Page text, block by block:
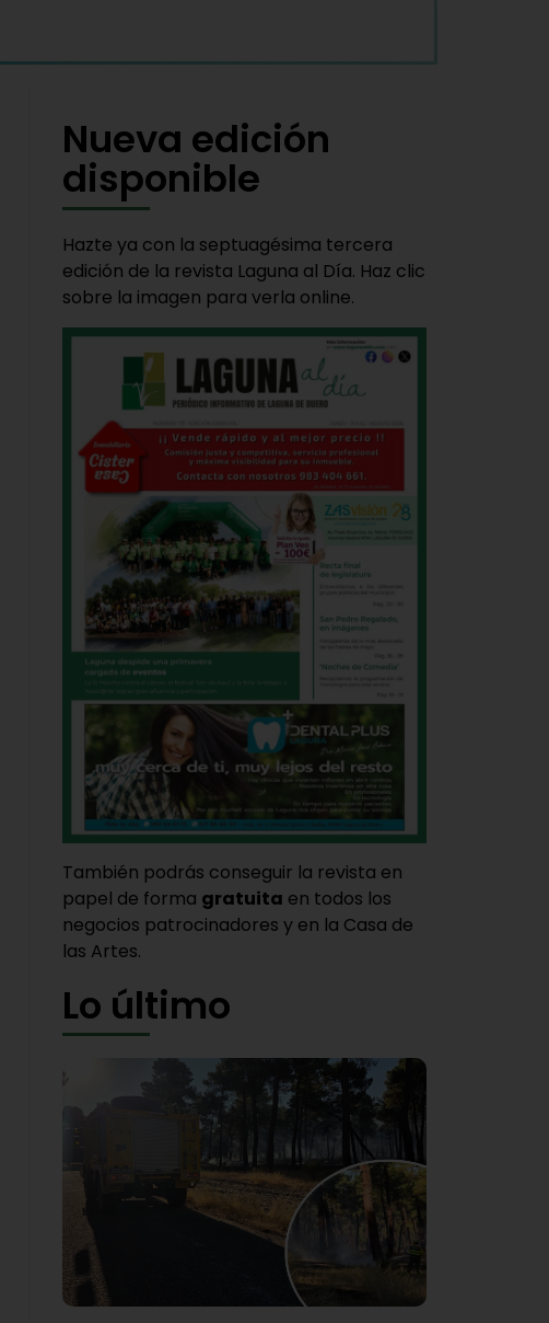
Nueva edición
disponible
Hazte ya con la septuagésima tercera
edición de la revista Laguna al Día. Haz clic
sobre la imagen para verla online.
También podrás conseguir la revista en
papel de forma gratuita en todos los
negocios patrocinadores y en la Casa de
las Artes.
Lo último